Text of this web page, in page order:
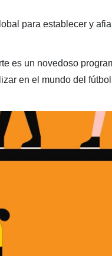
para establecer y
es un novedoso
en el mundo del